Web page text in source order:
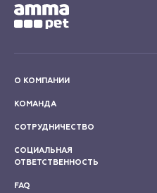
О КОМПАНИИ
КОМАНДА
СОТРУДНИЧЕСТВО
СОЦИАЛЬНАЯ
ОТВЕТСТВЕННОСТЬ
FAQ